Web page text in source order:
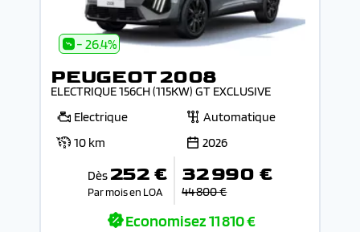
- 26.4%
PEUGEOT 2008
ELECTRIQUE 156CH (115KW) GT EXCLUSIVE
Electrique
Automatique
10 km
2026
Dès 252 €
Par mois en LOA
32 990 €
44 800 €
Economisez11 810 €